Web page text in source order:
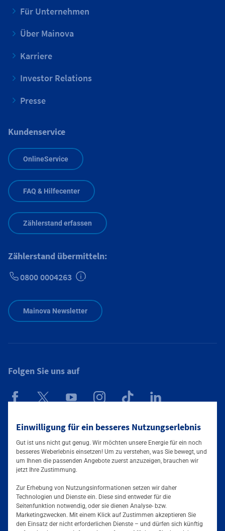
Einwilligung für ein besseres Nutzungserlebnis
Gut ist uns nicht gut genug. Wir möchten unsere Energie für ein noch
besseres Weberlebnis einsetzen! Um zu verstehen, was Sie bewegt, und
um Ihnen die passenden Angebote zuerst anzuzeigen, brauchen wir
jetzt Ihre Zustimmung.
Zur Erhebung von Nutzungsinformationen setzen wir daher
Technologien und Dienste ein. Diese sind entweder für die
Seitenfunktion notwendig, oder sie dienen Analyse- bzw.
Marketingzwecken. Mit einem Klick auf Zustimmen akzeptieren Sie
den Einsatz der nicht erforderlichen Dienste – und dürfen sich künftig
Für Unternehmen
Über Mainova
Karriere
Investor Relations
Presse
Kundenservice
OnlineService
FAQ & Hilfecenter
Zählerstand erfassen
Zählerstand übermitteln:
0800 0004263
Mainova Newsletter
Folgen Sie uns auf
Mainova App
Tarife & Angebote